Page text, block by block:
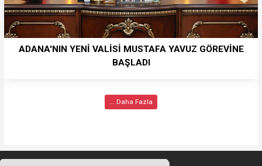
ADANA'NIN YENİ VALİSİ MUSTAFA YAVUZ GÖREVİNE
BAŞLADI
... Daha Fazla